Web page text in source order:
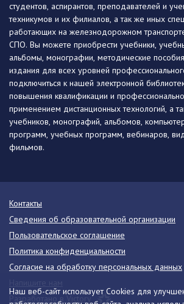
Наш веб-сайт использует Cookies для
студентов, аспирантов, преподавателей и
техникумов и их филиалов, а так же иных
работающих на железнодорожном
СПО. Вы можете приобрести учебники,
альбомы, монографии, методические
издания для всех уровней
подключиться к нашей электронной
повышения квалификации и
применением дистанционных технологий, а
учебников, монографий, альбомов,
программ, учебных программ, вебинаров,
фильмов.
Контакты
Сведения об образовательной организации
Пользовательское соглашение
Политика конфиденциальности
Согласие на обработку персональных данных
Разработано в Victory